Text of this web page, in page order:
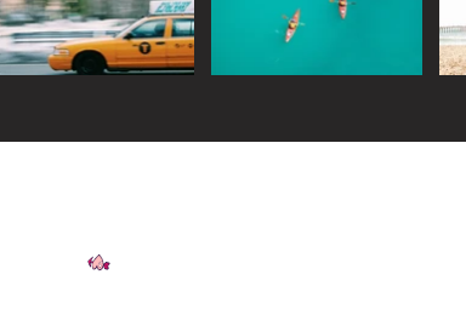
Check your
If that doesn’t